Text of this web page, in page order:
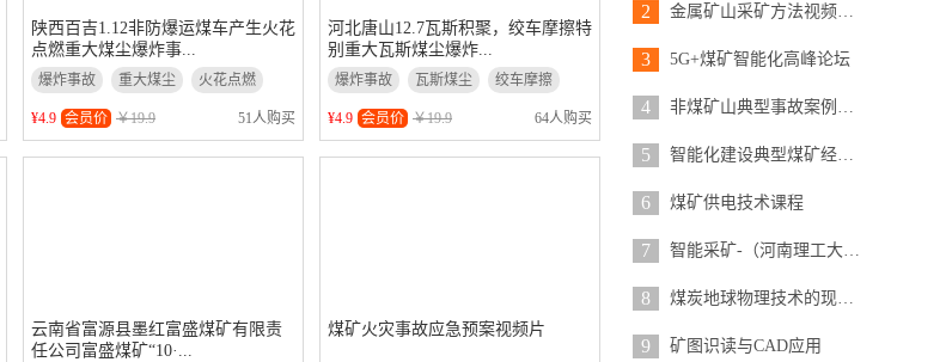
陕西百吉1.12非防爆运煤车产生火花
点燃重大煤尘爆炸事...
爆炸事故 重大煤尘 火花点燃
¥4.9 会员价 ￥19.9 51人购买
河北唐山12.7瓦斯积聚，绞车摩擦特
别重大瓦斯煤尘爆炸...
爆炸事故 瓦斯煤尘
绞车摩擦
瓦斯积聚
¥4.9 会员价 ￥19.9 64人购买
云南省富源县墨红富盛煤矿有限责
任公司富盛煤矿“10·...
煤矿火灾事故应急预案视频片
2 金属矿山采矿方法视频详解...
3 5G+煤矿智能化高峰论坛
4 非煤矿山典型事故案例警示教育视...
5 智能化建设典型煤矿经验交流论坛...
6 煤矿供电技术课程
7 智能采矿-（河南理工大学）...
8 煤炭地球物理技术的现状及应用...
9 矿图识读与CAD应用